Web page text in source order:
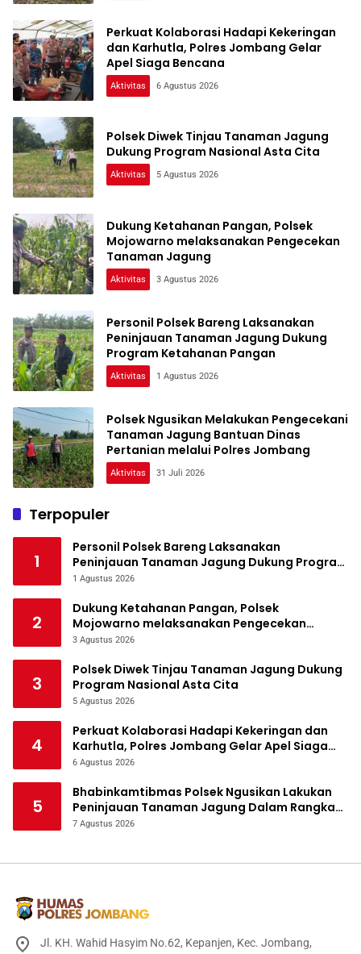
Perkuat Kolaborasi Hadapi Kekeringan
dan Karhutla, Polres Jombang Gelar
Apel Siaga Bencana
Aktivitas 6 Agustus 2026
Polsek Diwek Tinjau Tanaman Jagung
Dukung Program Nasional Asta Cita
Aktivitas 5 Agustus 2026
Dukung Ketahanan Pangan, Polsek
Mojowarno melaksanakan Pengecekan
Tanaman Jagung
Aktivitas 3 Agustus 2026
Personil Polsek Bareng Laksanakan
Peninjauan Tanaman Jagung Dukung
Program Ketahanan Pangan
Aktivitas 1 Agustus 2026
Polsek Ngusikan Melakukan Pengecekani
Tanaman Jagung Bantuan Dinas
Pertanian melalui Polres Jombang
Aktivitas 31 Juli 2026
Terpopuler
1
Personil Polsek Bareng Laksanakan
Peninjauan Tanaman Jagung Dukung Program
Ketahanan Pangan
1 Agustus 2026
2
Dukung Ketahanan Pangan, Polsek
Mojowarno melaksanakan Pengecekan
Tanaman Jagung
3 Agustus 2026
3
Polsek Diwek Tinjau Tanaman Jagung Dukung
Program Nasional Asta Cita
5 Agustus 2026
4
Perkuat Kolaborasi Hadapi Kekeringan dan
Karhutla, Polres Jombang Gelar Apel Siaga
Bencana
6 Agustus 2026
5
Bhabinkamtibmas Polsek Ngusikan Lakukan
Peninjauan Tanaman Jagung Dalam Rangka
Mendukung Ketahanan Pangan
7 Agustus 2026
Jl. KH. Wahid Hasyim No.62, Kepanjen, Kec. Jombang,